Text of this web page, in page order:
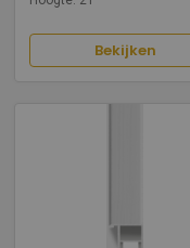
Bekijken